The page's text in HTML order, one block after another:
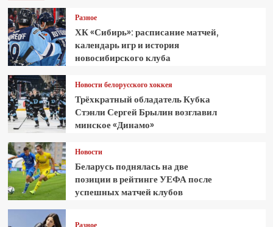
Разное
ХК «Сибирь»: расписание матчей,
календарь игр и история
новосибирского клуба
Новости белорусского хоккея
Трёхкратный обладатель Кубка
Стэнли Сергей Брылин возглавил
минское «Динамо»
Новости
Беларусь поднялась на две
позиции в рейтинге УЕФА после
успешных матчей клубов